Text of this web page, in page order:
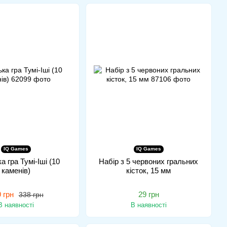
IQ Games
гра Тумі-Іші (10
каменів)
338 грн
грн
наявності
IQ Games
Набір з 5 червоних гральних
кісток, 15 мм
29 грн
В наявності